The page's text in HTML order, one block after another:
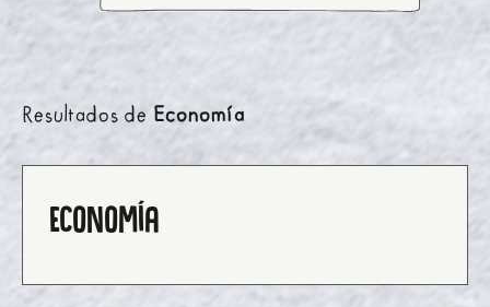
Resultados de Economía
Economía